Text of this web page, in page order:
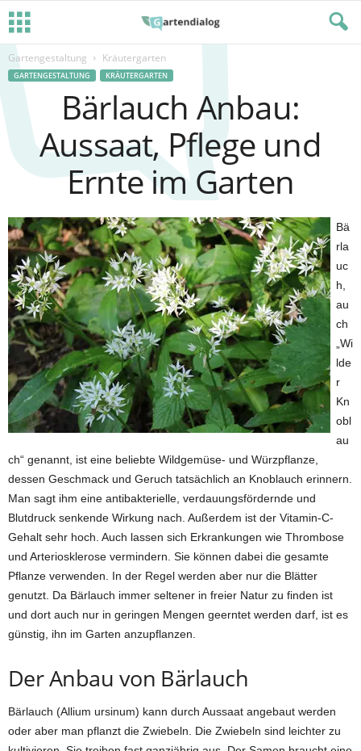
Gartengestaltung Kräutergarten
GARTENGESTALTUNG KRÄUTERGARTEN
Bärlauch Anbau:
Aussaat, Pflege und
Ernte im Garten
Bä
rla
uc
h,
au
ch
„Wi
lde
r
Kn
obl
au
ch“ genannt, ist eine beliebte Wildgemüse- und Würzpflanze,
dessen Geschmack und Geruch tatsächlich an Knoblauch erinnern.
Man sagt ihm eine antibakterielle, verdauungsfördernde und
Blutdruck senkende Wirkung nach. Außerdem ist der Vitamin-C-
Gehalt sehr hoch. Auch lassen sich Erkrankungen wie Thrombose
und Arteriosklerose vermindern. Sie können dabei die gesamte
Pflanze verwenden. In der Regel werden aber nur die Blätter
genutzt. Da Bärlauch immer seltener in freier Natur zu finden ist
und dort auch nur in geringen Mengen geerntet werden darf, ist es
günstig, ihn im Garten anzupflanzen.
Der Anbau von Bärlauch
Bärlauch (Allium ursinum) kann durch Aussaat angebaut werden
oder aber man pflanzt die Zwiebeln. Die Zwiebeln sind leichter zu